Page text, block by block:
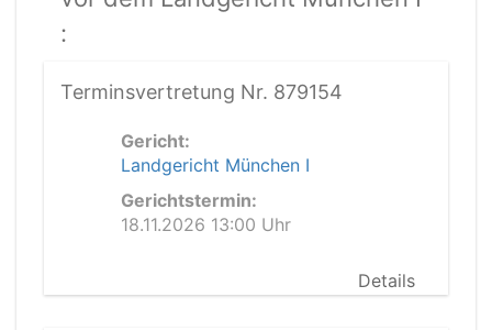
:
Terminsvertretung Nr. 879154
Gericht:
Landgericht München I
Gerichtstermin:
18.11.2026 13:00 Uhr
Details